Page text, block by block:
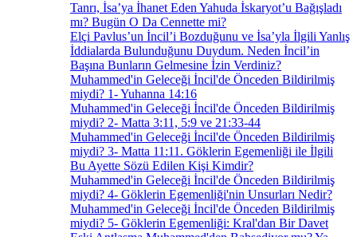
Tanrı, İsa’ya İhanet Eden Yahuda İskaryot’u Bağışladı
mı? Bugün O Da Cennette mi?
Elçi Pavlus’un İncil’i Bozduğunu ve İsa’yla İlgili Yanlış
İddialarda Bulunduğunu Duydum. Neden İncil’in
Başına Bunların Gelmesine İzin Verdiniz?
Muhammed'in Geleceği İncil'de Önceden Bildirilmiş
miydi? 1- Yuhanna 14:16
Muhammed'in Geleceği İncil'de Önceden Bildirilmiş
miydi? 2- Matta 3:11, 5:9 ve 21:33-44
Muhammed'in Geleceği İncil'de Önceden Bildirilmiş
miydi? 3- Matta 11:11. Göklerin Egemenliği ile İlgili
Bu Ayette Sözü Edilen Kişi Kimdir?
Muhammed'in Geleceği İncil'de Önceden Bildirilmiş
miydi? 4- Göklerin Egemenliği'nin Unsurları Nedir?
Muhammed'in Geleceği İncil'de Önceden Bildirilmiş
miydi? 5- Göklerin Egemenliği: Kral'dan Bir Davet